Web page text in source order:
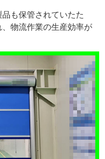
も保管されていたた
物流作業の生産効率が